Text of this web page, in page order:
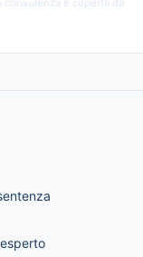
consulenza è coperta da